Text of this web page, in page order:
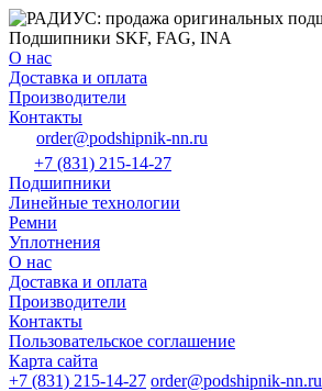
О нас
Доставка и оплата
Производители
Контакты
order@podshipnik-nn.ru
+7 (831) 215-14-27
Подшипники
Линейные технологии
Ремни
Уплотнения
О нас
Доставка и оплата
Производители
Контакты
Пользовательское соглашение
Карта сайта
+7 (831) 215-14-27 order@podshipnik-nn.ru